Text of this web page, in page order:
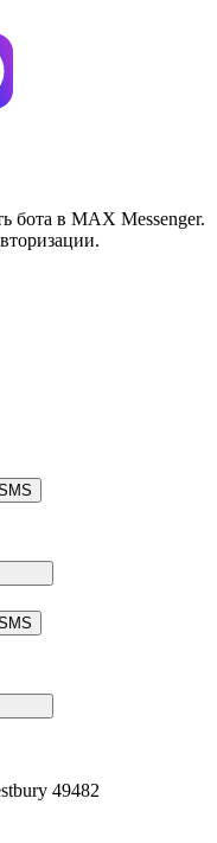
бота в MAX Messenger.
49482